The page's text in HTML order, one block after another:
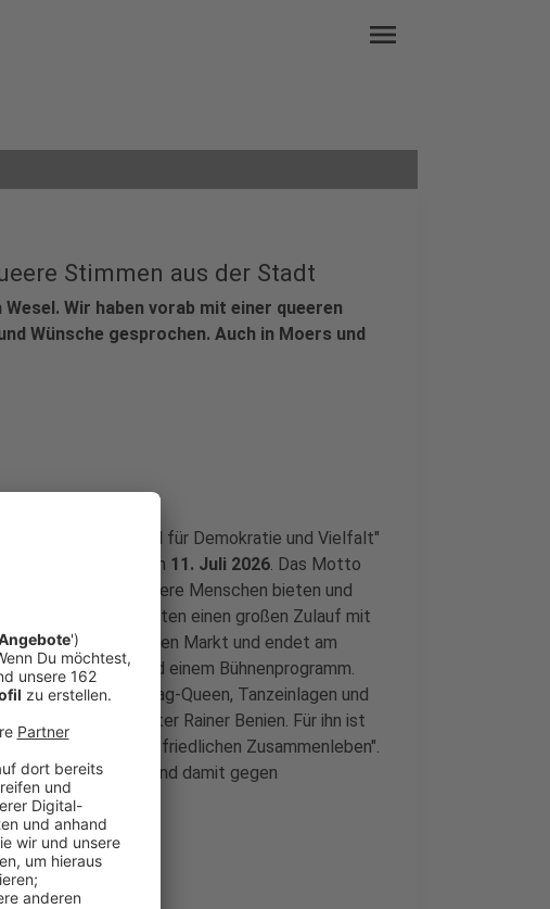
menu
Stimmen aus der Stadt
Wir haben vorab mit einer queeren
Wünsche gesprochen. Auch in Moers und
des Vereins "Wesel für Demokratie und Vielfalt"
Street Day) am 11. Juli 2026. Das Motto
Raum für queere Menschen bieten und
erwarten einen großen Zulauf mit
um15 Uhr
am Großen Markt und endet am
Infoständen und einem Bühnenprogramm.
eine Drag-Queen, Tanzeinlagen und
Wesels Bürgermeister Rainer Benien. Für ihn ist
und einem friedlichen Zusammenleben".
Pläne gestellt - und damit gegen